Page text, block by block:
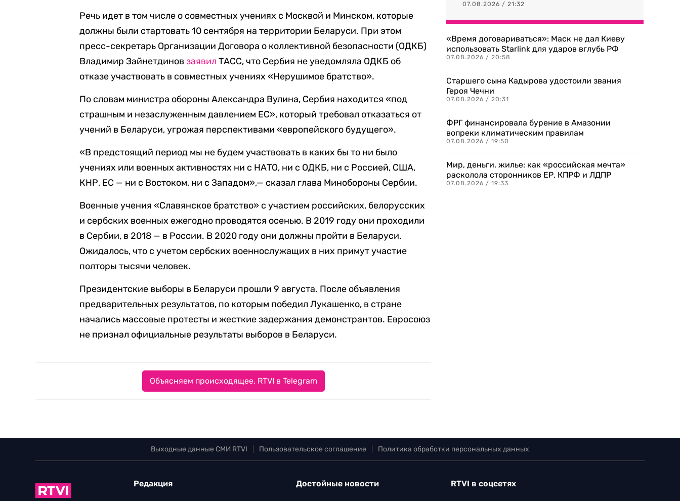
Речь идет в том числе о совместных учениях с Москвой и Минском, которые
должны были стартовать 10 сентября на территории Беларуси. При этом
пресс-секретарь Организации Договора о коллективной безопасности (ОДКБ)
Владимир Зайнетдиновзаявил ТАСС, что Сербия не уведомляла ОДКБ об
отказе участвовать в совместных учениях «Нерушимое братство».
По словам министра обороны Александра Вулина, Сербия находится «под
страшным и незаслуженным давлением ЕС», который требовал отказаться от
учений в Беларуси, угрожая перспективами «европейского будущего».
«В предстоящий период мы не будем участвовать в каких бы то ни было
учениях или военных активностях ни с НАТО, ни с ОДКБ, ни с Россией, США,
КНР, ЕС — ни с Востоком, ни с Западом»,— сказал глава Минобороны Сербии.
Военные учения «Славянское братство» с участием российских, белорусских
и сербских военных ежегодно проводятся осенью. В 2019 году они проходили
в Сербии, в 2018 — в России. В 2020 году они должны пройти в Беларуси.
Ожидалось, что с учетом сербских военнослужащих в них примут участие
полторы тысячи человек.
Президентские выборы в Беларуси прошли 9 августа. После объявления
предварительных результатов, по которым победил Лукашенко, в стране
начались массовые протесты и жесткие задержания демонстрантов. Евросоюз
не признал официальные результаты выборов в Беларуси.
Объясняем происходящее. RTVI в Telegram
07.08.2026 / 21:32
«Время договариваться»: Маск не дал Киеву
использовать Starlink для ударов вглубь РФ
07.08.2026 / 20:58
Старшего сына Кадырова удостоили звания
Героя Чечни
07.08.2026 / 20:31
ФРГ финансировала бурение в Амазонии
вопреки климатическим правилам
07.08.2026 / 19:50
Мир, деньги, жилье: как «российская мечта»
расколола сторонников ЕР, КПРФ и ЛДПР
07.08.2026 / 19:33
Выходные данные СМИ RTVI Пользовательское соглашение Политика обработки персональных данных
Редакция Достойные новости RTVI в соцсетях